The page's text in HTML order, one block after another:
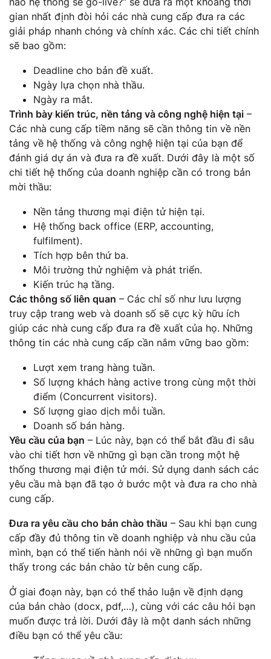
gian nhất định đòi hỏi các nhà cung cấp đưa ra các
giải pháp nhanh chóng và chính xác. Các chi tiết chính
sẽ bao gồm:
Deadline cho bản đề xuất.
Ngày lựa chọn nhà thầu.
Ngày ra mắt.
Trình bày kiến ​​trúc, nền tảng và công nghệ hiện tại –
Các nhà cung cấp tiềm năng sẽ cần thông tin về nền
tảng về hệ thống và công nghệ hiện tại của bạn để
đánh giá dự án và đưa ra đề xuất. Dưới đây là một số
chi tiết hệ thống của doanh nghiệp cần có trong bản
mời thầu:
Nền tảng thương mại điện tử hiện tại.
Hệ thống back office (ERP, accounting,
fulfilment).
Tích hợp bên thứ ba.
Môi trường thử nghiệm và phát triển.
Kiến ​​trúc hạ tầng.
Các thông số liên quan – Các chỉ số như lưu lượng
truy cập trang web và doanh số sẽ cực kỳ hữu ích
giúp các nhà cung cấp đưa ra đề xuất của họ. Những
thông tin các nhà cung cấp cần nắm vững bao gồm:
Lượt xem trang hàng tuần.
Số lượng khách hàng active trong cùng một thời
điểm (Concurrent visitors).
Số lượng giao dịch mỗi tuần.
Doanh số bán hàng.
Yêu cầu của bạn – Lúc này, bạn có thể bắt đầu đi sâu
vào chi tiết hơn về những gì bạn cần trong một hệ
thống thương mại điện tử mới. Sử dụng danh sách các
yêu cầu mà bạn đã tạo ở bước một và đưa ra cho nhà
cung cấp.
Đưa ra yêu cầu cho bản chào thầu – Sau khi bạn cung
cấp đầy đủ thông tin về doanh nghiệp và nhu cầu của
mình, bạn có thể tiến hành nói về những gì bạn muốn
thấy trong các bản chào từ bên cung cấp.
Ở giai đoạn này, bạn có thể thảo luận về định dạng
của bản chào (docx, pdf,…), cùng với các câu hỏi bạn
muốn được trả lời. Dưới đây là một danh sách những
điều bạn có thể yêu cầu: